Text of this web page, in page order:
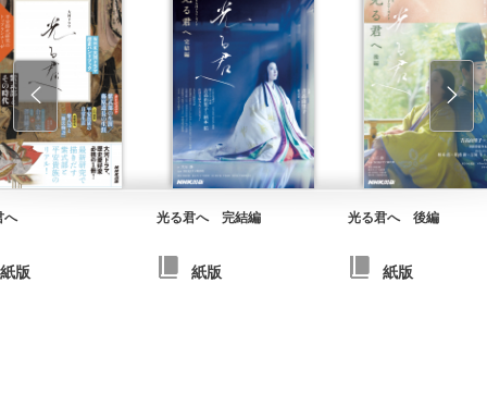
へ
紙版
光る君へ 完結編
紙版
光る君へ 後編
紙版